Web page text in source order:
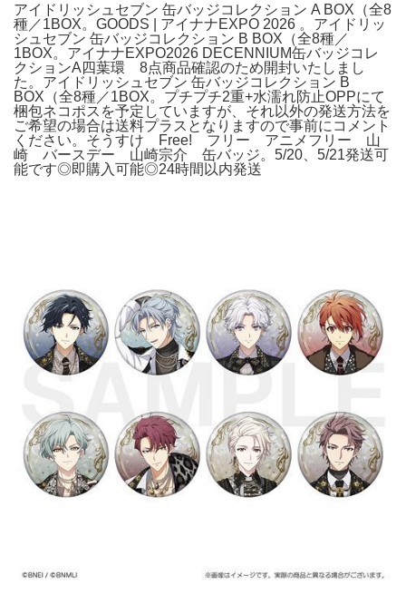
アイドリッシュセブン 缶バッジコレクション A BOX（全8
種／1BOX。GOODS | アイナナEXPO 2026 。アイドリッ
シュセブン 缶バッジコレクション B BOX（全8種／
1BOX。アイナナEXPO2026 DECENNIUM缶バッジコレ
クションA四葉環 8点商品確認のため開封いたしまし
た。アイドリッシュセブン 缶バッジコレクション B
BOX（全8種／1BOX。プチプチ2重+水濡れ防止OPPにて
梱包ネコポスを予定していますが、それ以外の発送方法を
ご希望の場合は送料プラスとなりますので事前にコメント
ください。そうすけ Free! フリー アニメフリー 山
崎 バースデー 山崎宗介 缶バッジ。5/20、5/21発送可
能です◎即購入可能◎24時間以内発送